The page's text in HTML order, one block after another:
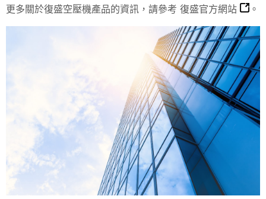
更多關於復盛空壓機產品的資訊，請參考 復盛官方網站 。